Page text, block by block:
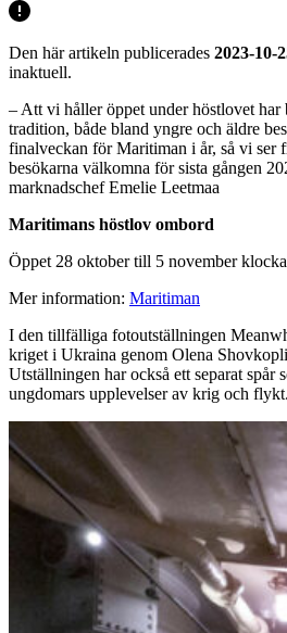
Den här artikeln publicerades 2023-10-
inaktuell.
– Att vi håller öppet under höstlovet har
tradition, både bland yngre och äldre
finalveckan för Maritiman i år, så vi ser
besökarna välkomna för sista gången
marknadschef Emelie Leetmaa
Maritimans höstlov ombord
Öppet 28 oktober till 5 november
Mer information: Maritiman
I den tillfälliga fotoutställningen
kriget i Ukraina genom Olena
Utställningen har också ett separat spår
ungdomars upplevelser av krig och flykt.